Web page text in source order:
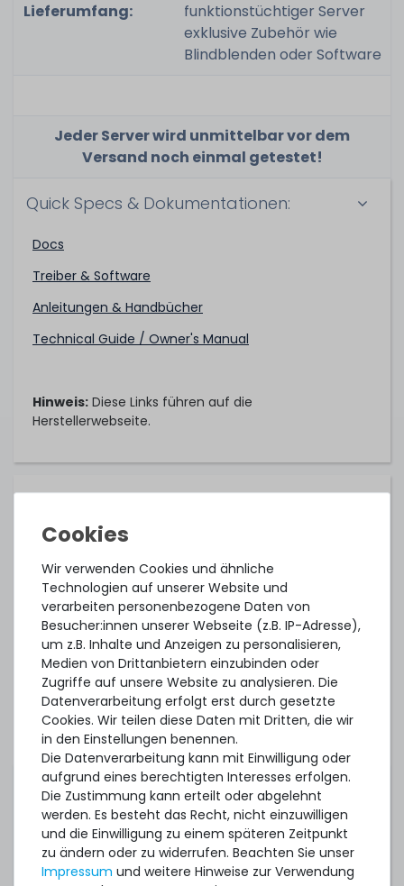
Lieferumfang:
funktionstüchtiger Server
exklusive Zubehör wie
Blindblenden oder Software
Jeder Server wird unmittelbar vor dem
Versand noch einmal getestet!
Quick Specs & Dokumentationen:
Docs
Treiber & Software
Anleitungen & Handbücher
Technical Guide / Owner's Manual
Hinweis: Diese Links führen auf die
Herstellerwebseite.
Kompatible Betriebssysteme:
Canonical Ubuntu 16.04 LTS
Canonical Ubuntu 18.04 LTS
Canonical Ubuntu 20.04 LTS
Canonical Ubuntu 22.04 LTS
Citrix XenServer 7.6
Citrix XenServer 8
Citrix Hypervisor 8.2 LTSR CU1
Microsoft Windows Server 2012 R2
Microsoft Windows Server 2016
Microsoft Windows Server 2019
Microsoft Windows Server 2022
Wir verwenden Cookies und ähnliche
Technologien auf unserer Website und
verarbeiten personenbezogene Daten von
Besucher:innen unserer Webseite (z.B. IP-Adresse),
um z.B. Inhalte und Anzeigen zu personalisieren,
Medien von Drittanbietern einzubinden oder
Zugriffe auf unsere Website zu analysieren. Die
Datenverarbeitung erfolgt erst durch gesetzte
Cookies. Wir teilen diese Daten mit Dritten, die wir
in den Einstellungen benennen.
Die Datenverarbeitung kann mit Einwilligung oder
aufgrund eines berechtigten Interesses erfolgen.
Die Zustimmung kann erteilt oder abgelehnt
werden. Es besteht das Recht, nicht einzuwilligen
und die Einwilligung zu einem späteren Zeitpunkt
zu ändern oder zu widerrufen. Beachten Sie unser
Impressum und weitere Hinweise zur Verwendung